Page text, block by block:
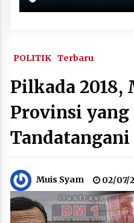
POLITIK Terbaru
Pilkada 2018,
Provinsi yang
Tandatangani
Muis Syam 02/07/